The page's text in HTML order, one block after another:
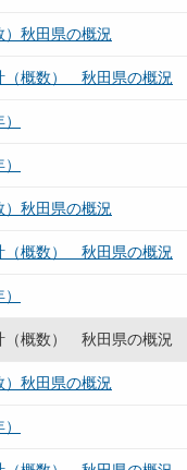
秋田県の概況
（概数） 秋田県の概況
秋田県の概況
（概数） 秋田県の概況
（概数） 秋田県の概況
秋田県の概況